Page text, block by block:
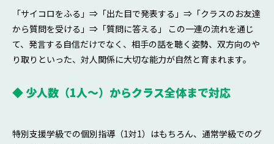
「サイコロをふる」⇒「出た目で発表する」⇒「クラスのお友達
から質問を受ける」⇒「質問に答える」 この一連の流れを通じ
て、発言する自信だけでなく、相手の話を聴く姿勢、双方向のや
り取りといった、対人関係に大切な能力が自然と育まれます。
◆ 少人数（1人〜）からクラス全体まで対応
特別支援学級での個別指導（1対1）はもちろん、通常学級でのグ